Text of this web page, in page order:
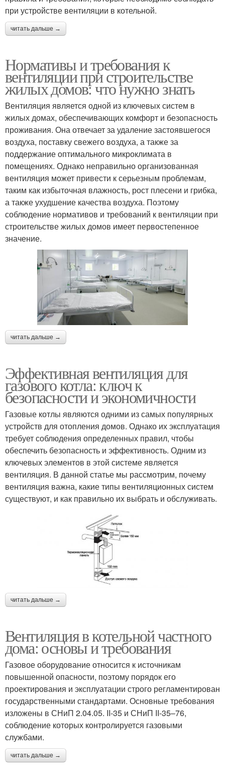
при устройстве вентиляции в котельной.
читать дальше →
Нормативы и требования к
вентиляции при строительстве
жилых домов: что нужно знать
Вентиляция является одной из ключевых систем в
жилых домах, обеспечивающих комфорт и безопасность
проживания. Она отвечает за удаление застоявшегося
воздуха, поставку свежего воздуха, а также за
поддержание оптимального микроклимата в
помещениях. Однако неправильно организованная
вентиляция может привести к серьезным проблемам,
таким как избыточная влажность, рост плесени и грибка,
а также ухудшение качества воздуха. Поэтому
соблюдение нормативов и требований к вентиляции при
строительстве жилых домов имеет первостепенное
значение.
читать дальше →
Эффективная вентиляция для
газового котла: ключ к
безопасности и экономичности
Газовые котлы являются одними из самых популярных
устройств для отопления домов. Однако их эксплуатация
требует соблюдения определенных правил, чтобы
обеспечить безопасность и эффективность. Одним из
ключевых элементов в этой системе является
вентиляция. В данной статье мы рассмотрим, почему
вентиляция важна, какие типы вентиляционных систем
существуют, и как правильно их выбрать и обслуживать.
читать дальше →
Вентиляция в котельной частного
дома: основы и требования
Газовое оборудование относится к источникам
повышенной опасности, поэтому порядок его
проектирования и эксплуатации строго регламентирован
государственными стандартами. Основные требования
изложены в СНиП 2.04.05. II-35 и СНиП II-35–76,
соблюдение которых контролируется газовыми
службами.
читать дальше →